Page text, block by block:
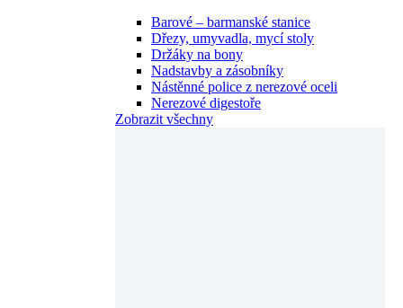
Barové – barmanské stanice
Dřezy, umyvadla, mycí stoly
Držáky na bony
Nadstavby a zásobníky
Nástěnné police z nerezové oceli
Nerezové digestoře
Zobrazit všechny